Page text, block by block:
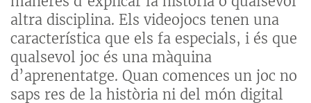
altra disciplina. Els videojocs tenen una
característica que els fa especials, i és que
qualsevol joc és una màquina
d’aprenentatge. Quan comences un joc no
saps res de la història ni del món digital